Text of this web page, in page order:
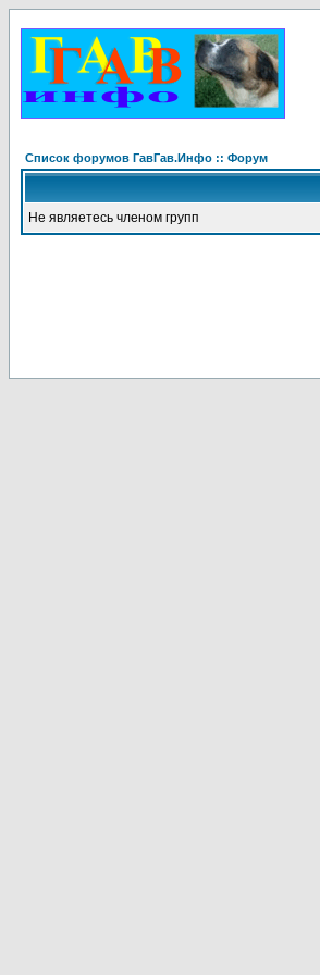
Список форумов ГавГав.Инфо :: Форум
Не являетесь членом групп